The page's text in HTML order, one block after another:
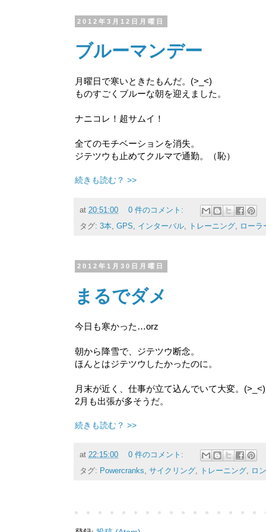
2012年3月12日月曜日
ブルーマンデー
月曜日で寒いときたもんだ。(>_<)
ものすごくブルーな朝を迎えました。
ナニコレ！超サムイ！
全てのモチベーションを消失。
ジテツウも止めてクルマで通勤。（恥）
続きも読む？ >>
at 20:51:00
0 件のコメント:
タグ: 3本 GPS インターバル トレーニング ローラ
2012年1月30日月曜日
まるでダメ
今日も寒かった…orz
朝から降雪で、ジテツウ断念。
ほんとはジテツウしたかったのに。
月末が近く、仕事が立て込んでいて大変。(>_<)
2月も出張が多そうだ。
続きも読む？ >>
at 22:15:00
0 件のコメント:
タグ: Powercranks, サイクリング, トレーニング, ロ